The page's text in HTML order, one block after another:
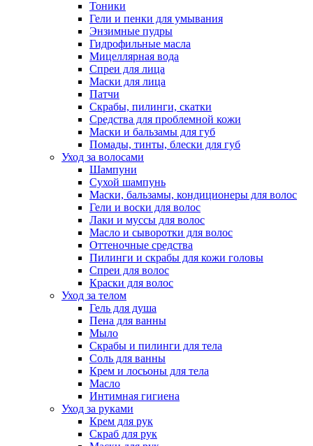
Тоники
Гели и пенки для умывания
Энзимные пудры
Гидрофильные масла
Мицеллярная вода
Спреи для лица
Маски для лица
Патчи
Скрабы, пилинги, скатки
Средства для проблемной кожи
Маски и бальзамы для губ
Помады, тинты, блески для губ
Уход за волосами
Шампуни
Сухой шампунь
Маски, бальзамы, кондиционеры для волос
Гели и воски для волос
Лаки и муссы для волос
Масло и сыворотки для волос
Оттеночные средства
Пилинги и скрабы для кожи головы
Спреи для волос
Краски для волос
Уход за телом
Гель для душа
Пена для ванны
Мыло
Скрабы и пилинги для тела
Соль для ванны
Крем и лосьоны для тела
Масло
Интимная гигиена
Уход за руками
Крем для рук
Скраб для рук